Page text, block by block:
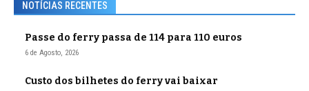
NOTÍCIAS RECENTES
Passe do ferry passa de 114 para 110 euros
6 de Agosto, 2026
Custo dos bilhetes do ferry vai baixar